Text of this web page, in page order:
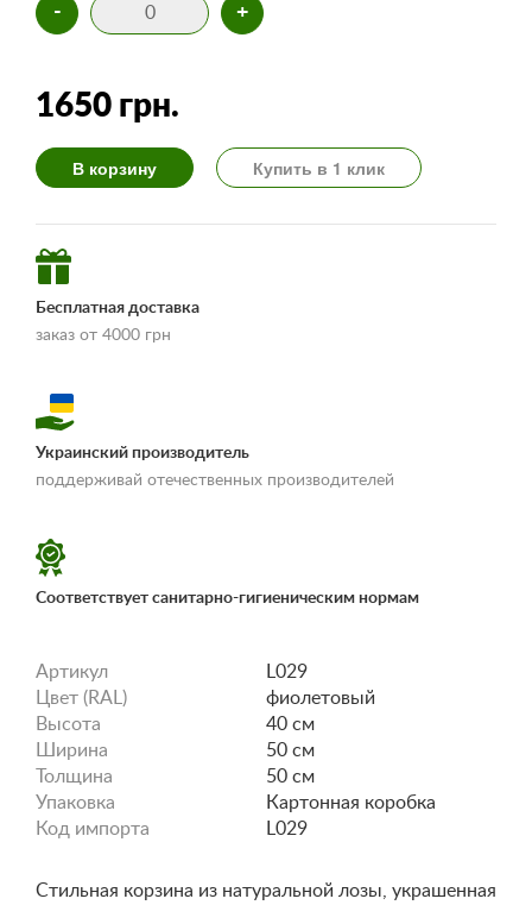
- +
1650 грн.
В корзину Купить в 1 клик
Бесплатная доставка
заказ от 4000 грн
доставки и оплаты»
Украинский производитель
поддерживай отечественных производителей
Соответствует санитарно-гигиеническим нормам
Артикул
L029
Цвет (RAL)
фиолетовый
Высота
40 см
Ширина
50 см
Толщина
50 см
Упаковка
Картонная коробка
Код импорта
L029
Стильная корзина из натуральной лозы, украшенная